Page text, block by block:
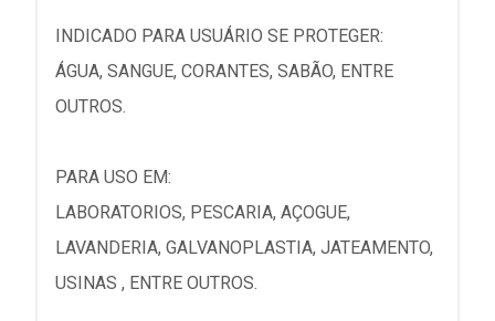
INDICADO PARA USUÁRIO SE PROTEGER:
ÁGUA, SANGUE, CORANTES, SABÃO, ENTRE
OUTROS.
PARA USO EM:
LABORATORIOS, PESCARIA, AÇOGUE,
LAVANDERIA, GALVANOPLASTIA, JATEAMENTO,
USINAS , ENTRE OUTROS.